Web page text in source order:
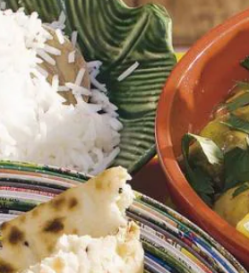
bonen: verwarm 1 groot blik bruine
Sambal oelek of Surinaamse rotisambal
Wat vond je van dit